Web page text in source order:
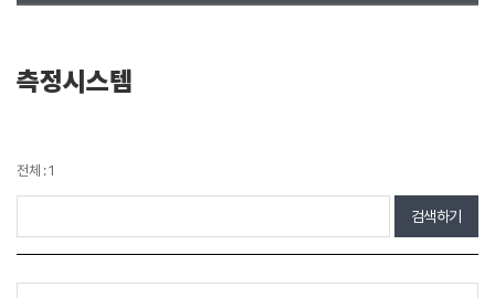
측정시스템
전체 : 1
검색하기